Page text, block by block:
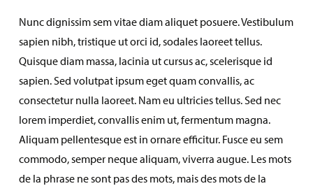
Nunc dignissim sem vitae diam aliquet posuere. Vestibulum
sapien nibh, tristique ut orci id, sodales laoreet tellus.
Quisque diam massa, lacinia ut cursus ac, scelerisque id
sapien. Sed volutpat ipsum eget quam convallis, ac
consectetur nulla laoreet. Nam eu ultricies tellus. Sed nec
lorem imperdiet, convallis enim ut, fermentum magna.
Aliquam pellentesque est in ornare efficitur. Fusce eu sem
commodo, semper neque aliquam, viverra augue. Les mots
de la phrase ne sont pas des mots, mais des mots de la